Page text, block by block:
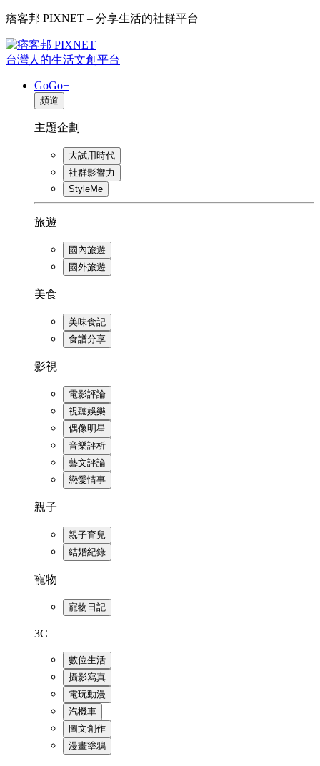
痞客邦 PIXNET – 分享生活的社群平台
台灣人的生活文創平台
GoGo+
頻道
主題企劃
大試用時代
社群影響力
StyleMe
旅遊
國內旅遊
國外旅遊
美食
美味食記
食譜分享
影視
電影評論
視聽娛樂
偶像明星
音樂評析
藝文評論
戀愛情事
親子
親子育兒
結婚紀錄
寵物
寵物日記
3C
數位生活
攝影寫真
電玩動漫
汽機車
圖文創作
漫畫塗鴉